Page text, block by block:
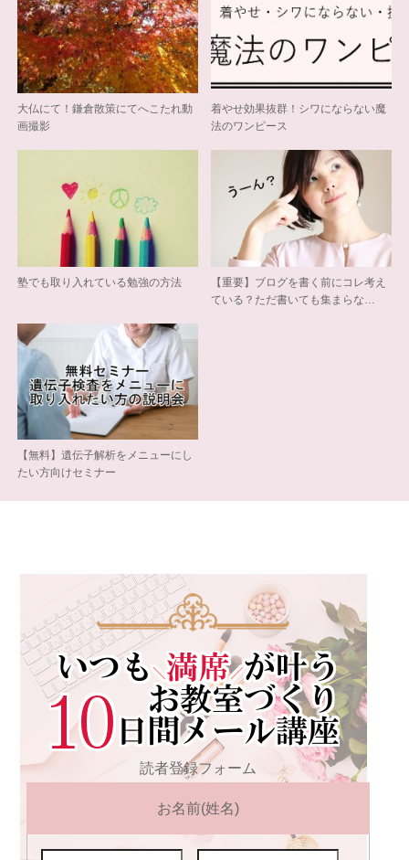
大仏にて！鎌倉散策にてへこたれ動
画撮影
着やせ効果抜群！シワにならない魔
法のワンピース
塾でも取り入れている勉強の方法
【重要】ブログを書く前にコレ考え
ている？ただ書いても集まらな…
【無料】遺伝子解析をメニューにし
たい方向けセミナー
読者登録フォーム
お名前(姓名)